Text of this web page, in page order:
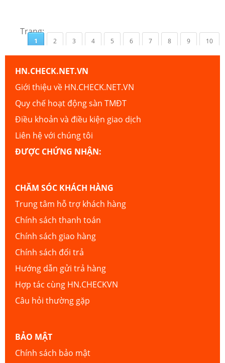
Trang:
1 2 3 4 5 6 7 8 9 10
HN.CHECK.NET.VN
Giới thiệu về HN.CHECK.NET.VN
Quy chế hoạt động sàn TMĐT
Điều khoản và điều kiện giao dịch
Liên hệ với chúng tôi
ĐƯỢC CHỨNG NHẬN:
CHĂM SÓC KHÁCH HÀNG
Trung tâm hỗ trợ khách hàng
Chính sách thanh toán
Chính sách giao hàng
Chính sách đổi trả
Hướng dẫn gửi trả hàng
Hợp tác cùng HN.CHECKVN
Câu hỏi thường gặp
BẢO MẬT
Chính sách bảo mật